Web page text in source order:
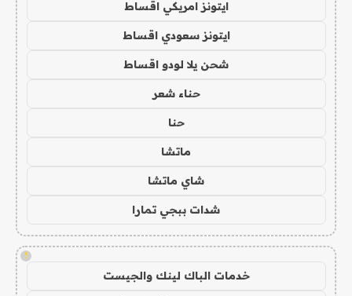
ايتونز امريكي اقساط
ايتونز سعودي اقساط
شحن يلا لودو اقساط
حناء شعر
حنا
ماتشا
شاي ماتشا
شدات ببجي تمارا
!
خدمات الباك لينك والجيست